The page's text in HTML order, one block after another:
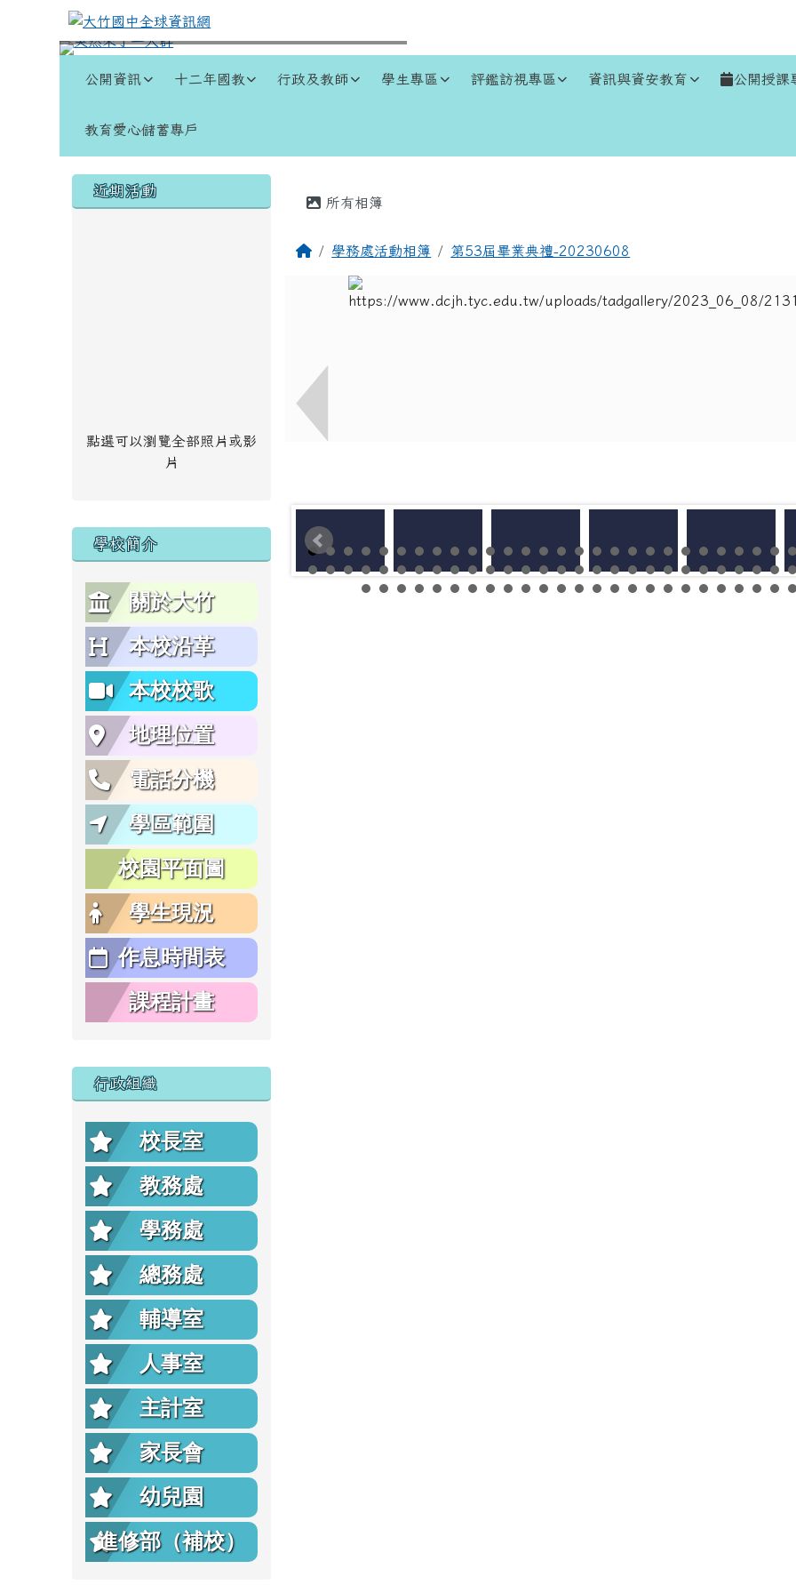
跳至主內容區
大竹國中全球資訊網
公開資訊 十二年國教 行政及教師 學生專區 評鑑訪視專區 資訊與資安教育 公開授課
教育愛心儲蓄專戶
左邊區域內容
近期活動
點選可以瀏覽全部照片或影
片
學校簡介
關於大竹
本校沿革
本校校歌
地理位置
電話分機
學區範圍
校園平面圖
學生現況
作息時間表
課程計畫
行政組織
校長室
教務處
學務處
總務處
輔導室
人事室
主計室
家長會
幼兒園
進修部（補校）
主內容區域
所有相簿
回首頁學務處活動相簿 第53屆畢業典禮-20230608
頁尾區域